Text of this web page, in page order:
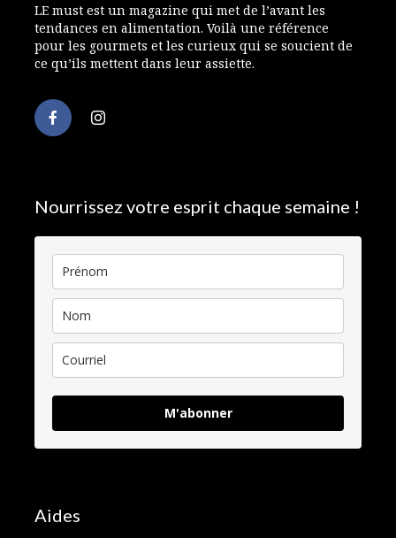
LE must est un magazine qui met de l’avant les
tendances en alimentation. Voilà une référence
pour les gourmets et les curieux qui se soucient de
ce qu’ils mettent dans leur assiette.
Nourrissez votre esprit chaque semaine !
M'abonner
Aides